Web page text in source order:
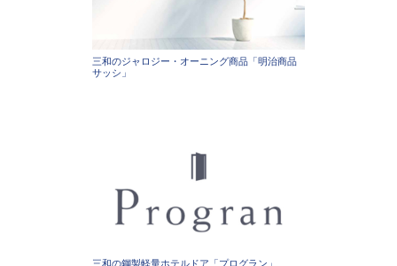
三和のジャロジー・オーニング商品「明治商品
サッシ」
三和の鋼製軽量ホテルドア「プログラン」